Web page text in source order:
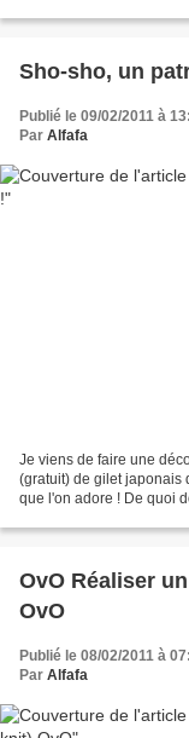
Sho-sho, un
Publié le 09/02/2011 à
Par Alfafa
Je viens de faire une
(gratuit) de gilet japonais
que l'on adore ! De quoi
OvO Réaliser
OvO
Publié le 08/02/2011 à
Par Alfafa